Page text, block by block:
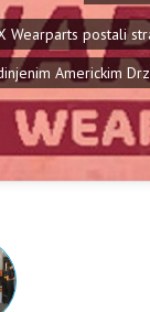
proces. Nema